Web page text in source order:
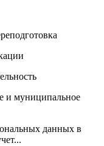
и муниципальное
данных в